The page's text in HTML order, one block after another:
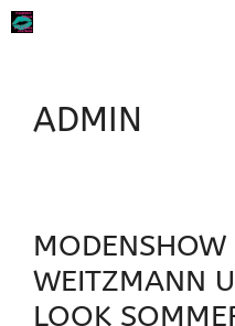
Zum
Inhalt
ADMIN
MODENSHOW
WEITZMANN
LOOK